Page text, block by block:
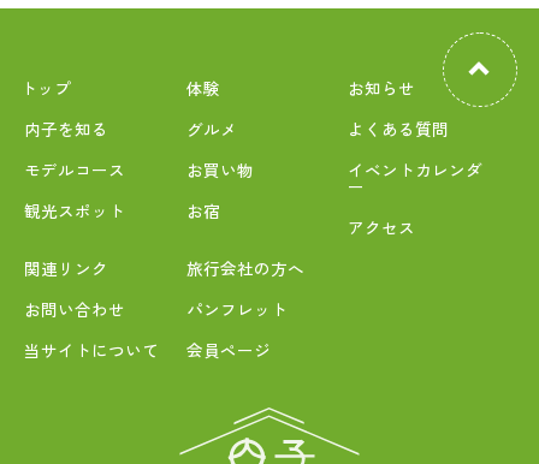
トップ
内子を知る
モデルコース
観光スポット
体験
グルメ
お買い物
お宿
お知らせ
よくある質問
イベントカレンダ
ー
アクセス
関連リンク
お問い合わせ
当サイトについて
旅行会社の方へ
パンフレット
会員ページ